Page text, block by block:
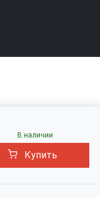
В наличии
Купить